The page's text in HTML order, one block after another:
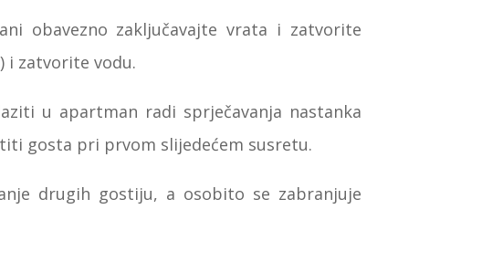
obavezno zaključavajte vrata i zatvorite
i zatvorite vodu.
u apartman radi sprječavanja nastanka
gosta pri prvom slijedećem susretu.
drugih gostiju, a osobito se zabranjuje